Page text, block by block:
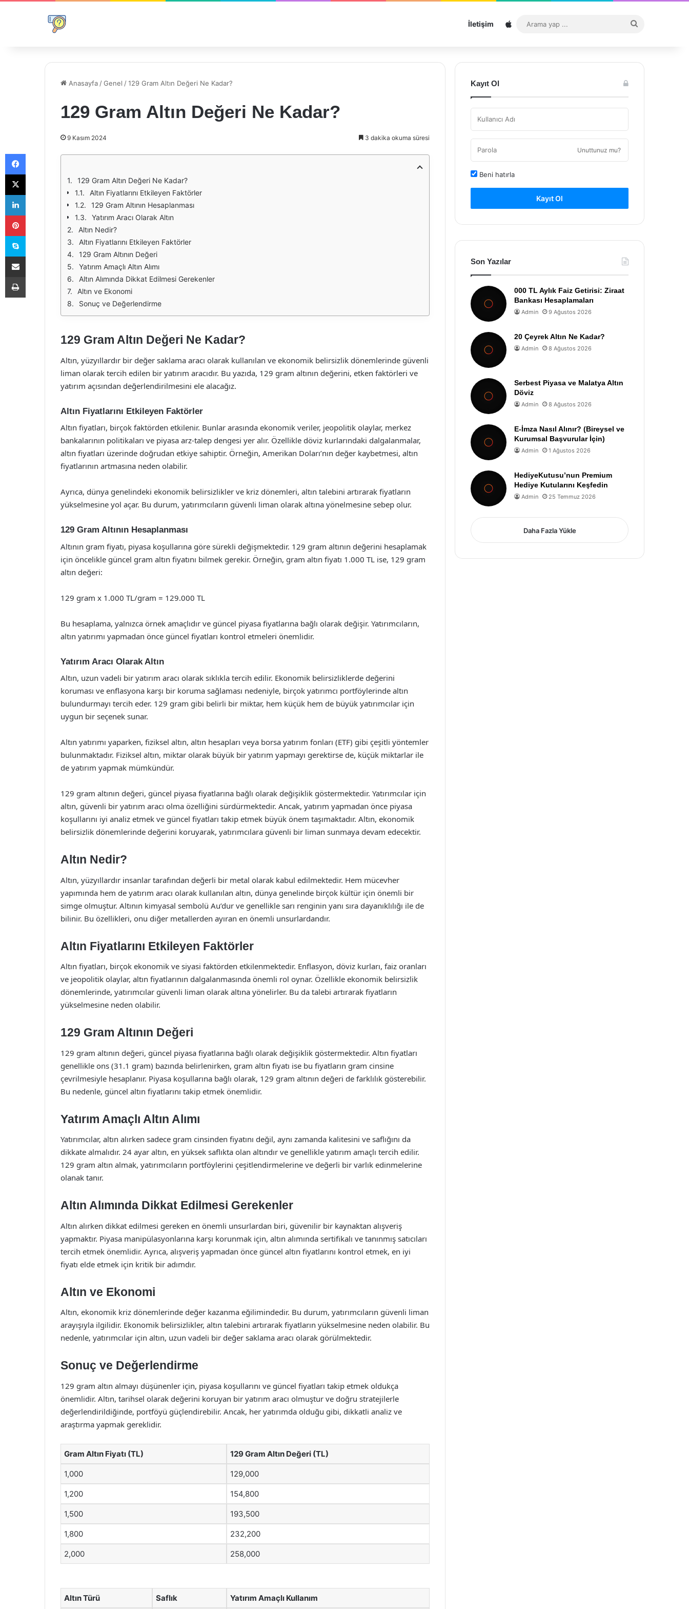
İletişim Sitemap
...
Anasayfa /Genel /129 Gram Altın Değeri Ne Kadar?
129 Gram Altın Değeri Ne Kadar?
9 Kasım 2024 3 dakika okuma süresi
129 Gram Altın Değeri Ne Kadar?
Altın Fiyatlarını Etkileyen Faktörler
129 Gram Altının Hesaplanması
Yatırım Aracı Olarak Altın
Altın Nedir?
Altın Fiyatlarını Etkileyen Faktörler
129 Gram Altının Değeri
Yatırım Amaçlı Altın Alımı
Altın Alımında Dikkat Edilmesi Gerekenler
Altın ve Ekonomi
Sonuç ve Değerlendirme
129 Gram Altın Değeri Ne Kadar?
Altın, yüzyıllardır bir değer saklama aracı olarak kullanılan ve ekonomik belirsizlik dönemlerinde güvenli
liman olarak tercih edilen bir yatırım aracıdır. Bu yazıda, 129 gram altının değerini, etken faktörleri ve
yatırım açısından değerlendirilmesini ele alacağız.
Altın Fiyatlarını Etkileyen Faktörler
Altın fiyatları, birçok faktörden etkilenir. Bunlar arasında ekonomik veriler, jeopolitik olaylar, merkez
bankalarının politikaları ve piyasa arz-talep dengesi yer alır. Özellikle döviz kurlarındaki dalgalanmalar,
altın fiyatları üzerinde doğrudan etkiye sahiptir. Örneğin, Amerikan Doları’nın değer kaybetmesi, altın
fiyatlarının artmasına neden olabilir.
Ayrıca, dünya genelindeki ekonomik belirsizlikler ve kriz dönemleri, altın talebini artırarak fiyatların
yükselmesine yol açar. Bu durum, yatırımcıların güvenli liman olarak altına yönelmesine sebep olur.
129 Gram Altının Hesaplanması
Altının gram fiyatı, piyasa koşullarına göre sürekli değişmektedir. 129 gram altının değerini hesaplamak
için öncelikle güncel gram altın fiyatını bilmek gerekir. Örneğin, gram altın fiyatı 1.000 TL ise, 129 gram
altın değeri:
129 gram x 1.000 TL/gram = 129.000 TL
Bu hesaplama, yalnızca örnek amaçlıdır ve güncel piyasa fiyatlarına bağlı olarak değişir. Yatırımcıların,
altın yatırımı yapmadan önce güncel fiyatları kontrol etmeleri önemlidir.
Yatırım Aracı Olarak Altın
Altın, uzun vadeli bir yatırım aracı olarak sıklıkla tercih edilir. Ekonomik belirsizliklerde değerini
koruması ve enflasyona karşı bir koruma sağlaması nedeniyle, birçok yatırımcı portföylerinde altın
bulundurmayı tercih eder. 129 gram gibi belirli bir miktar, hem küçük hem de büyük yatırımcılar için
uygun bir seçenek sunar.
Altın yatırımı yaparken, fiziksel altın, altın hesapları veya borsa yatırım fonları (ETF) gibi çeşitli yöntemler
bulunmaktadır. Fiziksel altın, miktar olarak büyük bir yatırım yapmayı gerektirse de, küçük miktarlar ile
de yatırım yapmak mümkündür.
129 gram altının değeri, güncel piyasa fiyatlarına bağlı olarak değişiklik göstermektedir. Yatırımcılar için
altın, güvenli bir yatırım aracı olma özelliğini sürdürmektedir. Ancak, yatırım yapmadan önce piyasa
koşullarını iyi analiz etmek ve güncel fiyatları takip etmek büyük önem taşımaktadır. Altın, ekonomik
belirsizlik dönemlerinde değerini koruyarak, yatırımcılara güvenli bir liman sunmaya devam edecektir.
Altın Nedir?
Altın, yüzyıllardır insanlar tarafından değerli bir metal olarak kabul edilmektedir. Hem mücevher
yapımında hem de yatırım aracı olarak kullanılan altın, dünya genelinde birçok kültür için önemli bir
simge olmuştur. Altının kimyasal sembolü Au’dur ve genellikle sarı renginin yanı sıra dayanıklılığı ile de
bilinir. Bu özellikleri, onu diğer metallerden ayıran en önemli unsurlardandır.
Altın Fiyatlarını Etkileyen Faktörler
Altın fiyatları, birçok ekonomik ve siyasi faktörden etkilenmektedir. Enflasyon, döviz kurları, faiz oranları
ve jeopolitik olaylar, altın fiyatlarının dalgalanmasında önemli rol oynar. Özellikle ekonomik belirsizlik
dönemlerinde, yatırımcılar güvenli liman olarak altına yönelirler. Bu da talebi artırarak fiyatların
yükselmesine neden olabilir.
129 Gram Altının Değeri
129 gram altının değeri, güncel piyasa fiyatlarına bağlı olarak değişiklik göstermektedir. Altın fiyatları
genellikle ons (31.1 gram) bazında belirlenirken, gram altın fiyatı ise bu fiyatların gram cinsine
çevrilmesiyle hesaplanır. Piyasa koşullarına bağlı olarak, 129 gram altının değeri de farklılık gösterebilir.
Bu nedenle, güncel altın fiyatlarını takip etmek önemlidir.
Yatırım Amaçlı Altın Alımı
Yatırımcılar, altın alırken sadece gram cinsinden fiyatını değil, aynı zamanda kalitesini ve saflığını da
dikkate almalıdır. 24 ayar altın, en yüksek saflıkta olan altındır ve genellikle yatırım amaçlı tercih edilir.
129 gram altın almak, yatırımcıların portföylerini çeşitlendirmelerine ve değerli bir varlık edinmelerine
olanak tanır.
Altın Alımında Dikkat Edilmesi Gerekenler
Altın alırken dikkat edilmesi gereken en önemli unsurlardan biri, güvenilir bir kaynaktan alışveriş
yapmaktır. Piyasa manipülasyonlarına karşı korunmak için, altın alımında sertifikalı ve tanınmış satıcıları
tercih etmek önemlidir. Ayrıca, alışveriş yapmadan önce güncel altın fiyatlarını kontrol etmek, en iyi
fiyatı elde etmek için kritik bir adımdır.
Altın ve Ekonomi
Altın, ekonomik kriz dönemlerinde değer kazanma eğilimindedir. Bu durum, yatırımcıların güvenli liman
arayışıyla ilgilidir. Ekonomik belirsizlikler, altın talebini artırarak fiyatların yükselmesine neden olabilir. Bu
nedenle, yatırımcılar için altın, uzun vadeli bir değer saklama aracı olarak görülmektedir.
Sonuç ve Değerlendirme
129 gram altın almayı düşünenler için, piyasa koşullarını ve güncel fiyatları takip etmek oldukça
önemlidir. Altın, tarihsel olarak değerini koruyan bir yatırım aracı olmuştur ve doğru stratejilerle
değerlendirildiğinde, portföyü güçlendirebilir. Ancak, her yatırımda olduğu gibi, dikkatli analiz ve
araştırma yapmak gereklidir.
Gram Altın Fiyatı (TL) 129 Gram Altın Değeri (TL)
1,000 129,000
1,200 154,800
1,500 193,500
1,800 232,200
2,000 258,000
Altın Türü Saflık Yatırım Amaçlı Kullanım
Kayıt Ol
Unuttunuz mu?
Beni hatırla
Kayıt Ol
Son Yazılar
000 TL Aylık Faiz Getirisi: Ziraat
Bankası Hesaplamaları
Admin 9 Ağustos 2026
20 Çeyrek Altın Ne Kadar?
Admin 8 Ağustos 2026
Serbest Piyasa ve Malatya Altın
Döviz
Admin 8 Ağustos 2026
E-İmza Nasıl Alınır? (Bireysel ve
Kurumsal Başvurular İçin)
Admin 1 Ağustos 2026
HediyeKutusu’nun Premium
Hediye Kutularını Keşfedin
Admin 25 Temmuz 2026
Daha Fazla Yükle
Facebook
X
LinkedIn
Pinterest
Skype
E-Posta ile paylaş